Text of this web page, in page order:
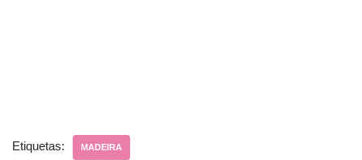
Etiquetas: MADEIRA